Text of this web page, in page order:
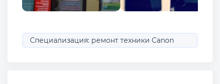
Специализация: ремонт техники Canon